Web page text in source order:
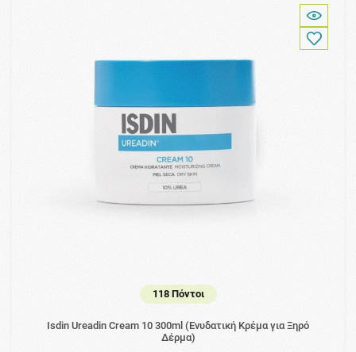
118 Πόντοι
Isdin Ureadin Cream 10 300ml (Ενυδατική Κρέμα για Ξηρό
Δέρμα)